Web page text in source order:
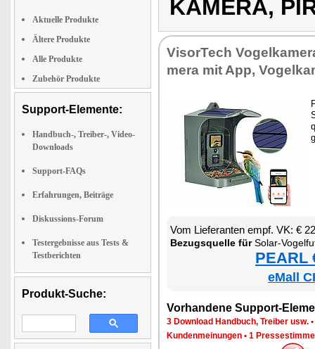
Aktuelle Produkte
Ältere Produkte
Alle Produkte
Zubehör Produkte
Support-Elemente:
Handbuch-, Treiber-, Video-
Downloads
Support-FAQs
Erfahrungen, Beiträge
Diskussions-Forum
Testergebnisse aus Tests &
Testberichten
Produkt-Suche:
KAMERA,
Vi­sor­Tech
me­ra mit App,
Vom Lie­fe­ran­ten empf. VK: €
Be­zugs­quel­le fürSo­lar-Vo­gel­fut­ter­haus mit WLAN-
PEARL
eMall
Vor­han­de­ne Sup­port-
3 Down­load Hand­buch, Trei­ber usw. •
Kun­den­mei­nun­gen • 1